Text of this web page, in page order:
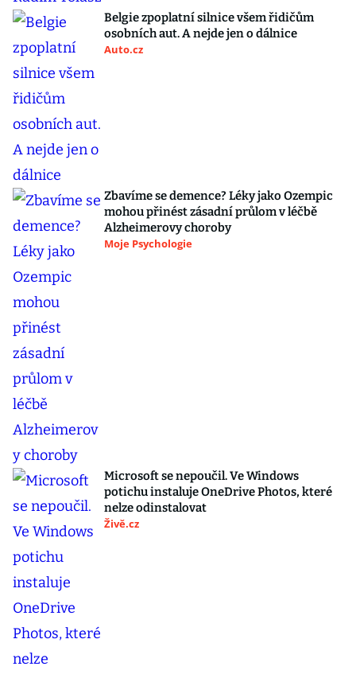
Belgie zpoplatní silnice všem řidičům
osobních aut. A nejde jen o dálnice
Auto.cz
Zbavíme se demence? Léky jako Ozempic
mohou přinést zásadní průlom v léčbě
Alzheimerovy choroby
Moje Psychologie
Microsoft se nepoučil. Ve Windows
potichu instaluje OneDrive Photos, které
nelze odinstalovat
Živě.cz